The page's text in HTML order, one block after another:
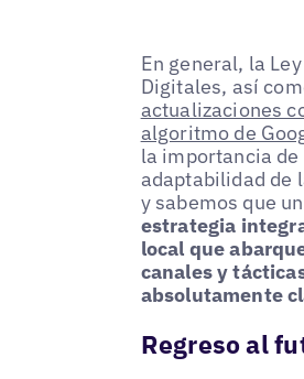
En general, la
Digitales, así
actualizaciones
algoritmo de
la importancia de
adaptabilidad de
y sabemos que un
estrategia
local que
canales y
absolutamente
Regreso al